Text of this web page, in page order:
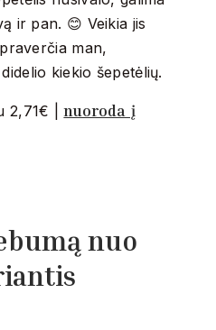
ir pan. 😊 Veikia jis
man,
kiekio šepetėlių.
2,71€ |nuoroda į
nuo